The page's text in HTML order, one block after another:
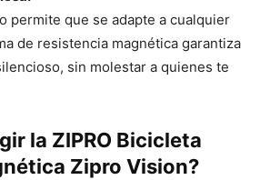
permite que se adapte a cualquier
de resistencia magnética garantiza
sin molestar a quienes te
la ZIPRO Bicicleta
Zipro Vision?